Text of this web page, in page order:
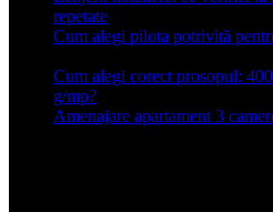
repetate
Cum alegi pilota potrivită
Cum alegi corect prosopul:
g/mp?
Amenajare apartament 3